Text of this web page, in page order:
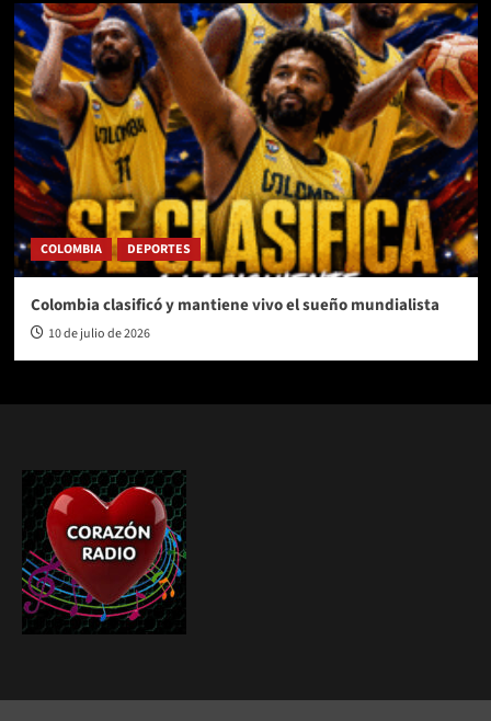
COLOMBIA DEPORTES
Colombia clasificó y mantiene vivo el sueño mundialista
10 de julio de 2026